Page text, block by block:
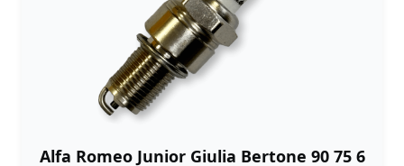
Alfa Romeo Junior Giulia Bertone 90 75 6